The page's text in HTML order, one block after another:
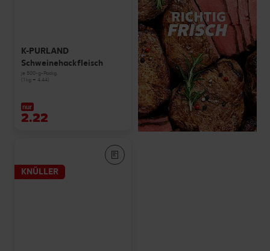
K-PURLAND
Schweinehackfleisch
je 500-g-Packg.
(1 kg = 4.44)
nur
2.22
KNÜLLER